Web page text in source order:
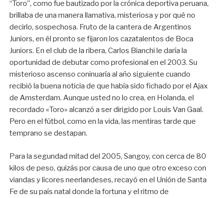
“Toro”, como fue bautizado por la crónica deportiva peruana,
brillaba de una manera llamativa, misteriosa y por qué no
decirlo, sospechosa. Fruto de la cantera de Argentinos
Juniors, en él pronto se fijaron los cazatalentos de Boca
Juniors. En el club de la ribera, Carlos Bianchi le daría la
oportunidad de debutar como profesional en el 2003. Su
misterioso ascenso coninuaría al año siguiente cuando
recibió la buena noticia de que había sido fichado por el Ajax
de Amsterdam. Aunque usted no lo crea, en Holanda, el
recordado «Toro» alcanzó a ser dirigido por Louis Van Gaal.
Pero en el fútbol, como en la vida, las mentiras tarde que
temprano se destapan.
Para la segundad mitad del 2005, Sangoy, con cerca de 80
kilos de peso, quizás por causa de uno que otro exceso con
viandas y licores neerlandeses, recayó en el Unión de Santa
Fe de su país natal donde la fortuna y el ritmo de